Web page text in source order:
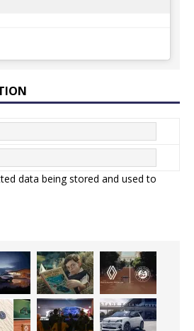
data being stored and used to